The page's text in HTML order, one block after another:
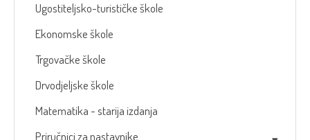
Ugostiteljsko-turističke škole
Ekonomske škole
Trgovačke škole
Drvodjeljske škole
Matematika - starija izdanja
Priručnici za nastavnike